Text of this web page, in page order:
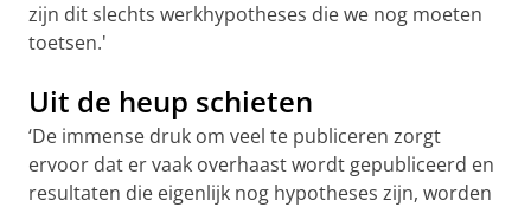
zijn dit slechts werkhypotheses die we nog moeten
toetsen.'
Uit de heup schieten
‘De immense druk om veel te publiceren zorgt
ervoor dat er vaak overhaast wordt gepubliceerd en
resultaten die eigenlijk nog hypotheses zijn, worden